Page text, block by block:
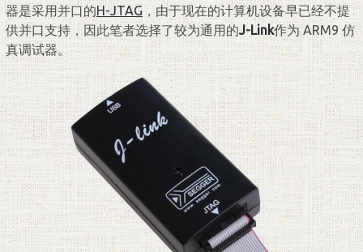
器是采用并口的H-JTAG ，由于现在的计算机设备早已经不提
供并口支持，因此笔者选择了较为通用的J-Link作为 ARM9 仿
真调试器。